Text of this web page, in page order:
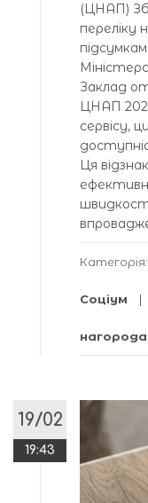
(ЦНАП)
переліку
Заклад
ЦНАП
сервісу,
Ця
Категорія:
Соціум
нагорода,
19/02
19:43